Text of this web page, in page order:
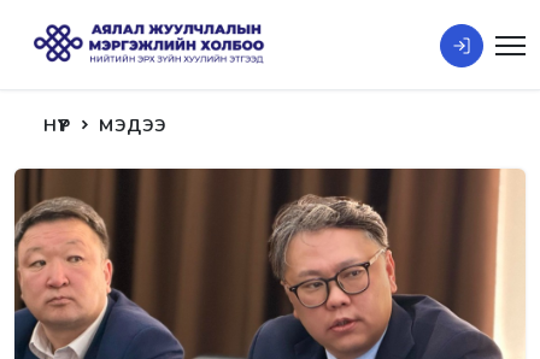
НҮҮР МЭДЭЭ